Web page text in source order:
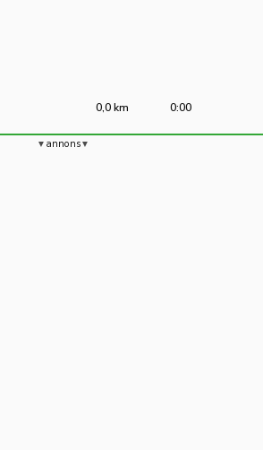
0:00
0,0 km
annons